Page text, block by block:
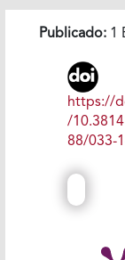
Publicado: 1
https://
/
88/033-